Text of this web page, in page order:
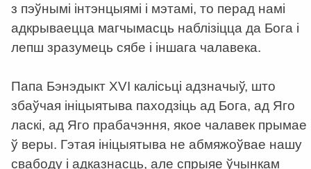
з пэўнымі інтэнцыямі і мэтамі, то перад намі
адкрываецца магчымасць наблізіцца да Бога і
лепш зразумець сябе і іншага чалавека.
Папа Бэнэдыкт ХVI калісьці адзначыў, што
збаўчая ініцыятыва паходзіць ад Бога, ад Яго
ласкі, ад Яго прабачэння, якое чалавек прымае
ў веры. Гэтая ініцыятыва не абмяжоўвае нашу
свабоду і адказнасць, але спрыяе ўчынкам